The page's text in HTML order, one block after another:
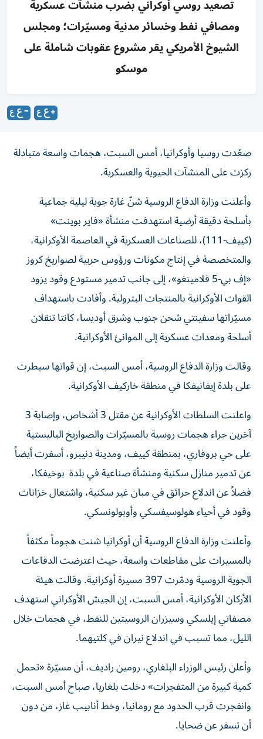
تصعيد روسي أوكراني بضرب منشآت عسكرية
ومصافي نفط وخسائر مدنية ومسيّرات؛ ومجلس
الشيوخ الأمريكي يقر مشروع عقوبات شاملة على
موسكو
صعّدت روسيا وأوكرانيا، أمس السبت، هجمات واسعة متبادلة
ركزت على المنشآت الحيوية والعسكرية.
وأعلنت وزارة الدفاع الروسية شنّ غارة جوية ليلية جماعية
بأسلحة دقيقة أرضية استهدفت منشأة «فاير بوينت»
(كييف-111)، للصناعات العسكرية في العاصمة الأوكرانية،
والمتخصصة في إنتاج مكونات ورؤوس حربية لصواريخ كروز
«إف بي-5 فلامينغو»، إلى جانب تدمير مستودع وقود يزود
القوات الأوكرانية بالمنتجات البترولية. وأفادت باستهداف
مسيّراتها سفينتي شحن جنوب وشرق أوديسا، كانتا تنقلان
أسلحة ومعدات عسكرية إلى الموانئ الأوكرانية.
و​قالت وزارة ‌الدفاع ‌الروسية، أمس السبت، ‌إن قواتها سيطرت
على بلدة إيفانيفكا ​في منطقة ‌خاركيف الأوكرانية.
واعلنت السلطات الأوكرانية عن مقتل 3 أشخاص، وإصابة 3
آخرين جراء هجمات روسية بالمسيّرات والصواريخ الباليستية
على حي بروفاري، بمنطقة كييف، ومدينة دنيبرو، أسفرت أيضاً
عن تدمير منازل سكنية ومنشأة صناعية في بلدة بوخيفكا،
فضلاً عن اندلاع حرائق في مبان غير سكنية، واشتعال خزانات
وقود في أحياء هولوسيفسكي وأوبولونسكي.
وأعلنت وزارة الدفاع الروسية أن أوكرانيا شنت هجوماً مكثفاً
بالمسيرات على مقاطعات واسعة، حيث اعترضت الدفاعات
الجوية الروسية ودمّرت 397 مسيرة أوكرانية. وقالت هيئة
الأركان الأوكرانية، أمس السبت، ‌إن الجيش ‌الأوكراني استهدف
مصفاتي ‌إيلسكي وسيزران الروسيتين للنفط، في هجمات خلال
الليل، مما تسبب في اندلاع نيران في ​كلتيهما.
وأعلن رئيس الوزراء البلغاري، رومين راديف، أن مسيّرة «تحمل
كمية كبيرة من المتفجرات» دخلت بلغاريا، صباح أمس السبت،
وانفجرت قرب الحدود مع رومانيا، وخط أنابيب غاز، من دون
أن تسفر عن ضحايا.